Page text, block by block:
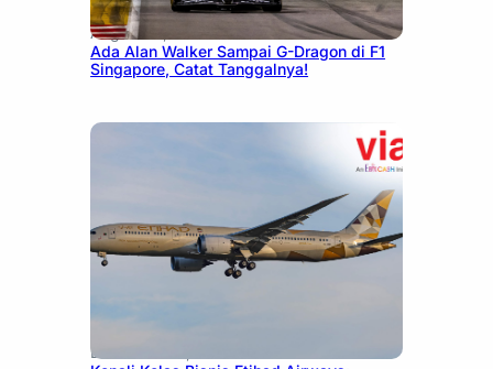
August 13, 2025
Ada Alan Walker Sampai G-Dragon di F1
Singapore, Catat Tanggalnya!
December 27, 2024